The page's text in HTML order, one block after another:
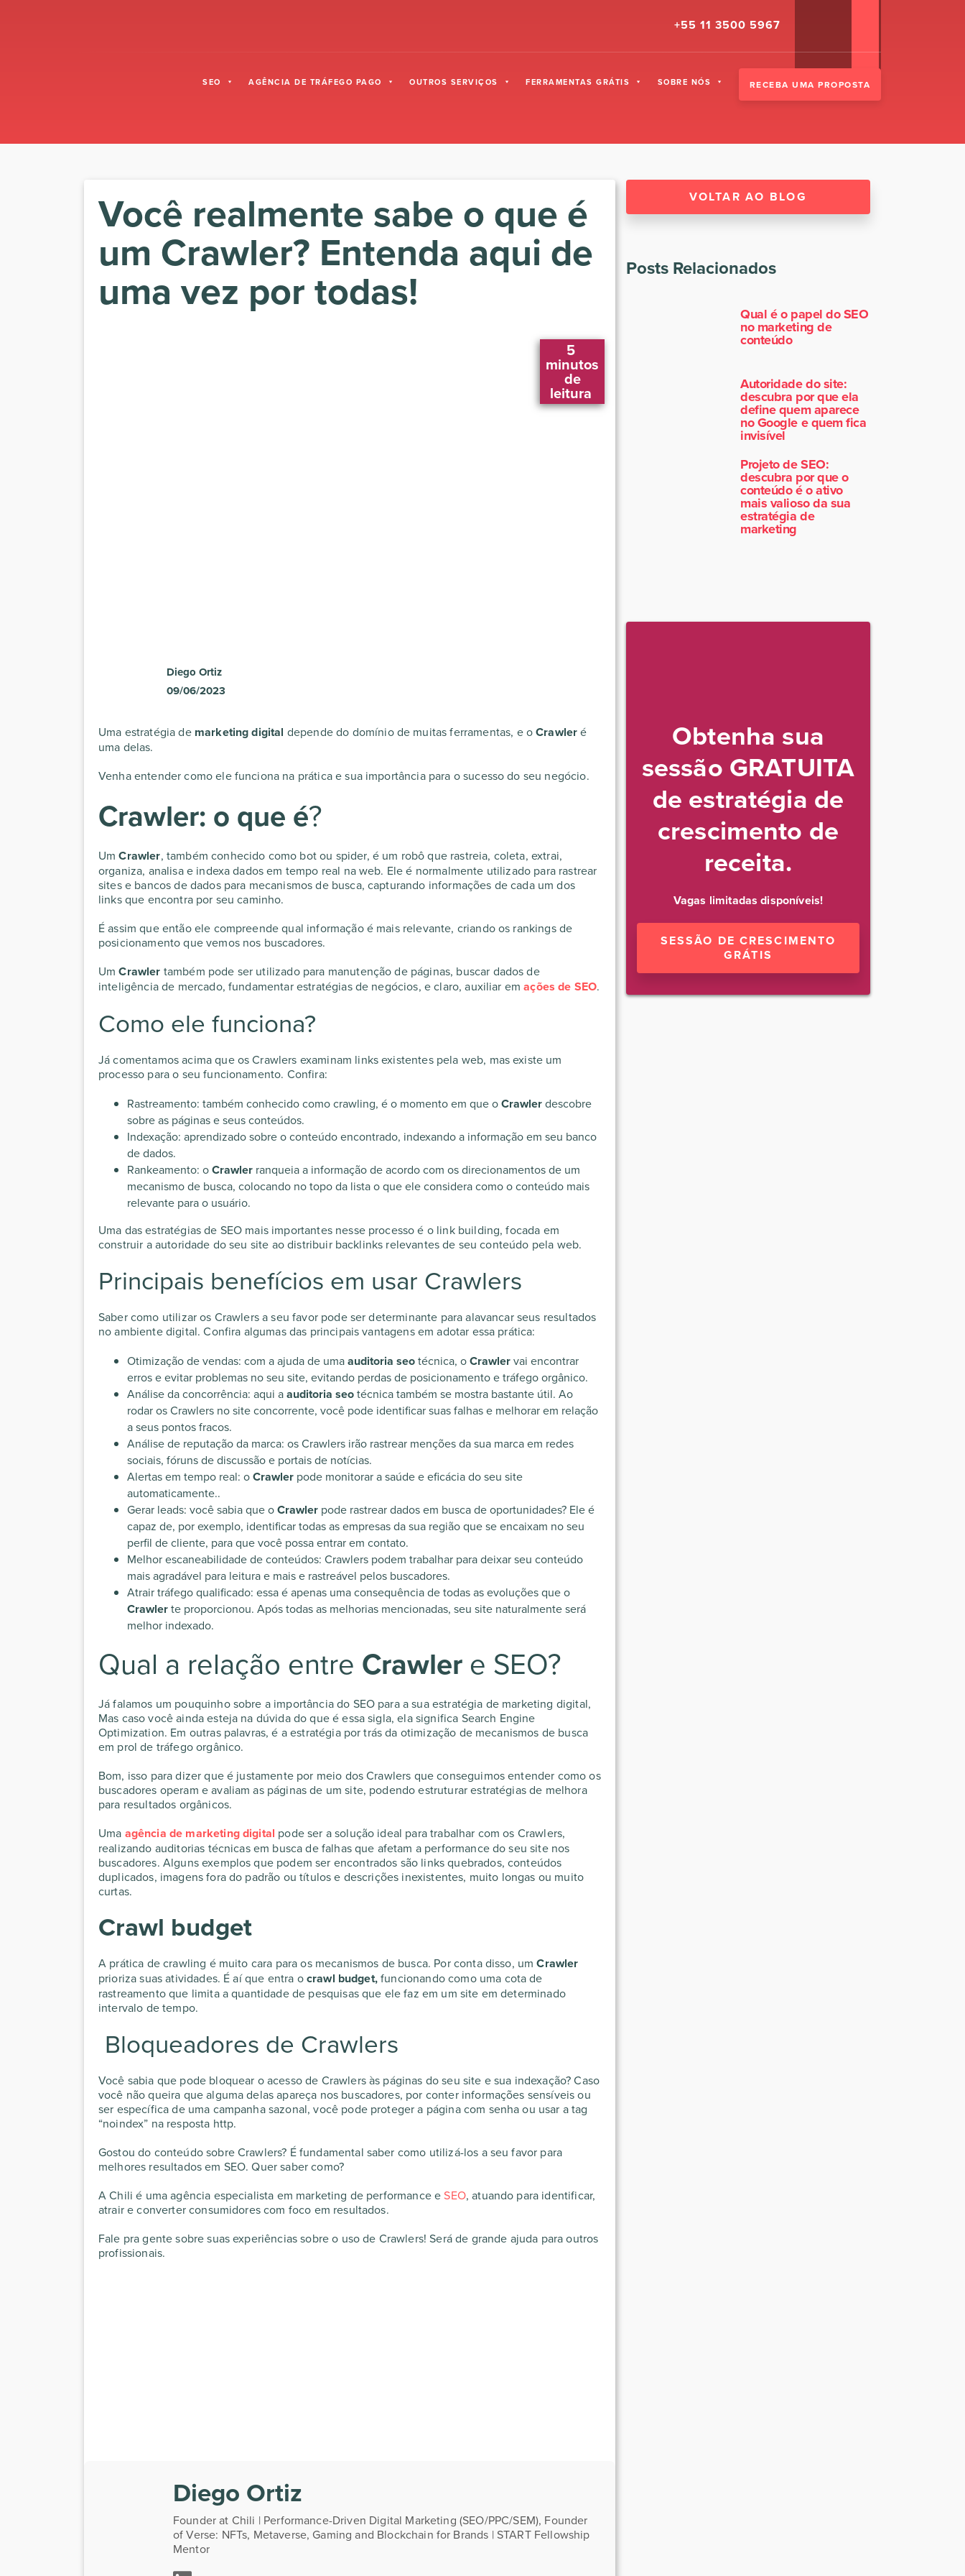
+55 11 3500 5967
SEO AGÊNCIA DE TRÁFEGO PAGO OUTROS SERVIÇOS FERRAMENTAS GRÁTIS SOBRE NÓS RECEBA UMA PROPOSTA
Você realmente sabe o que é
um Crawler? Entenda aqui de
uma vez por todas!
5
minutos
leitura
Diego Ortiz
09/06/2023
Uma estratégia de marketing digital depende do domínio de muitas ferramentas, e oCrawleré
uma delas.
Venha entender como ele funciona na prática e sua importância para o sucesso do seu negócio.
Crawler: o que é?
UmCrawler, também conhecido como bot ou spider, é um robô que rastreia, coleta, extrai,
organiza, analisa e indexa dados em tempo real na web. Ele é normalmente utilizado para rastrear
sites e bancos de dados para mecanismos de busca, capturando informações de cada um dos
links que encontra por seu caminho.
É assim que então ele compreende qual informação é mais relevante, criando os rankings de
posicionamento que vemos nos buscadores.
UmCrawler também pode ser utilizado para manutenção de páginas, buscar dados de
inteligência de mercado, fundamentar estratégias de negócios, e claro, auxiliar emações de SEO.
Como ele funciona?
Já comentamos acima que os Crawlers examinam links existentes pela web, mas existe um
processo para o seu funcionamento. Confira:
Rastreamento: também conhecido como crawling, é o momento em que oCrawlerdescobre
sobre as páginas e seus conteúdos.
Indexação: aprendizado sobre o conteúdo encontrado, indexando a informação em seu banco
de dados.
Rankeamento: oCrawler ranqueia a informação de acordo com os direcionamentos de um
mecanismo de busca, colocando no topo da lista o que ele considera como o conteúdo mais
relevante para o usuário.
Uma das estratégias de SEO mais importantes nesse processo é o link building, focada em
construir a autoridade do seu site ao distribuir backlinks relevantes de seu conteúdo pela web.
Principais benefícios em usar Crawlers
Saber como utilizar os Crawlers a seu favor pode ser determinante para alavancar seus resultados
no ambiente digital. Confira algumas das principais vantagens em adotar essa prática:
Otimização de vendas: com a ajuda de umaauditoria seotécnica, oCrawlervai encontrar
erros e evitar problemas no seu site, evitando perdas de posicionamento e tráfego orgânico.
Análise da concorrência: aqui aauditoria seotécnica também se mostra bastante útil. Ao
rodar os Crawlers no site concorrente, você pode identificar suas falhas e melhorar em relação
a seus pontos fracos.
Análise de reputação da marca: os Crawlers irão rastrear menções da sua marca em redes
sociais, fóruns de discussão e portais de notícias.
Alertas em tempo real: oCrawler pode monitorar a saúde e eficácia do seu site
automaticamente..
Gerar leads: você sabia que oCrawler pode rastrear dados em busca de oportunidades? Ele é
capaz de, por exemplo, identificar todas as empresas da sua região que se encaixam no seu
perfil de cliente, para que você possa entrar em contato.
Melhor escaneabilidade de conteúdos: Crawlers podem trabalhar para deixar seu conteúdo
mais agradável para leitura e mais e rastreável pelos buscadores.
Atrair tráfego qualificado: essa é apenas uma consequência de todas as evoluções que o
Crawlerte proporcionou. Após todas as melhorias mencionadas, seu site naturalmente será
melhor indexado.
Qual a relação entre Crawler e SEO?
Já falamos um pouquinho sobre a importância do SEO para a sua estratégia de marketing digital,
Mas caso você ainda esteja na dúvida do que é essa sigla, ela significa Search Engine
Optimization. Em outras palavras, é a estratégia por trás da otimização de mecanismos de busca
em prol de tráfego orgânico.
Bom, isso para dizer que é justamente por meio dos Crawlers que conseguimos entender como os
buscadores operam e avaliam as páginas de um site, podendo estruturar estratégias de melhora
para resultados orgânicos.
Uma agência de marketing digital pode ser a solução ideal para trabalhar com os Crawlers,
realizando auditorias técnicas em busca de falhas que afetam a performance do seu site nos
buscadores. Alguns exemplos que podem ser encontrados são links quebrados, conteúdos
duplicados, imagens fora do padrão ou títulos e descrições inexistentes, muito longas ou muito
curtas.
Crawl budget
A prática de crawling é muito cara para os mecanismos de busca. Por conta disso, umCrawler
prioriza suas atividades. É aí que entra ocrawl budget,funcionando como uma cota de
rastreamento que limita a quantidade de pesquisas que ele faz em um site em determinado
intervalo de tempo.
Bloqueadores de Crawlers
Você sabia que pode bloquear o acesso de Crawlers às páginas do seu site e sua indexação? Caso
você não queira que alguma delas apareça nos buscadores, por conter informações sensíveis ou
ser específica de uma campanha sazonal, você pode proteger a página com senha ou usar a tag
“noindex” na resposta http.
Gostou do conteúdo sobre Crawlers? É fundamental saber como utilizá-los a seu favor para
melhores resultados em SEO. Quer saber como?
A Chili é uma agência especialista em marketing de performance eSEO, atuando para identificar,
atrair e converter consumidores com foco em resultados.
Fale pra gente sobre suas experiências sobre o uso de Crawlers! Será de grande ajuda para outros
profissionais.
Diego Ortiz
Founder at Chili | Performance-Driven Digital Marketing (SEO/PPC/SEM), Founder
of Verse: NFTs, Metaverse, Gaming and Blockchain for Brands | START Fellowship
Mentor
VOLTAR AO BLOG
Posts Relacionados
Qual é o papel do SEO
no marketing de
conteúdo
Autoridade do site:
descubra por que ela
define quem aparece
no Google e quem fica
invisível
Projeto de SEO:
descubra por que o
conteúdo é o ativo
mais valioso da sua
estratégia de
marketing
Obtenha sua
sessão GRATUITA
de estratégia de
crescimento de
receita.
Vagas limitadas disponíveis!
SESSÃO DE CRESCIMENTO
GRÁTIS